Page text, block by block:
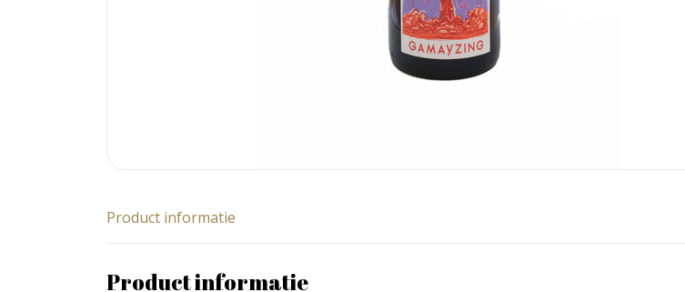
Product informatie
Product informatie